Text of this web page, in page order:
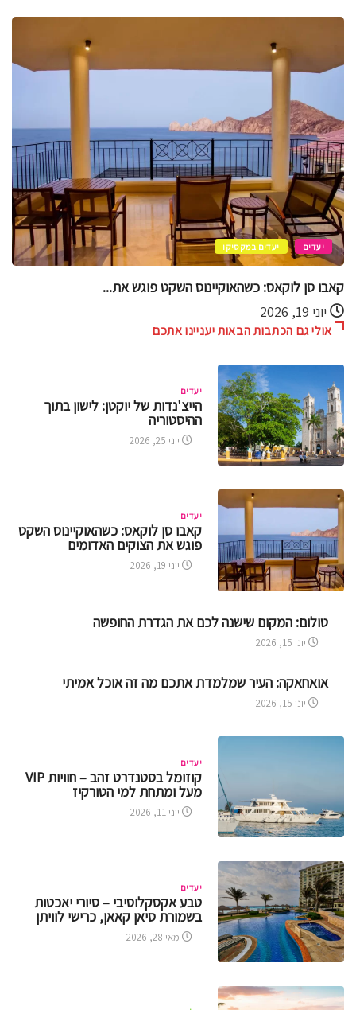
יעדים קוזומל
קוזומל בסטנדרט זהב – חוויות VIP מעל...
יוני 11, 2026
אולי גם הכתבות הבאות יעניינו אתכם
יעדים
הייצ'נדות של יוקטן: לישון בתוך
ההיסטוריה
יוני 25, 2026
יעדים
קאבו סן לוקאס: כשהאוקיינוס השקט
פוגש את הצוקים האדומים
יוני 19, 2026
טולום: המקום שישנה לכם את הגדרת החופשה
יוני 15, 2026
אואחאקה: העיר שמלמדת אתכם מה זה אוכל אמיתי
יוני 15, 2026
יעדים
קוזומל בסטנדרט זהב – חוויות VIP
מעל ומתחת למי הטורקיז
יוני 11, 2026
יעדים
טבע אקסקלוסיבי – סיורי יאכטות
בשמורת סיאן קאאן, כרישי לוויתן
מאי 28, 2026